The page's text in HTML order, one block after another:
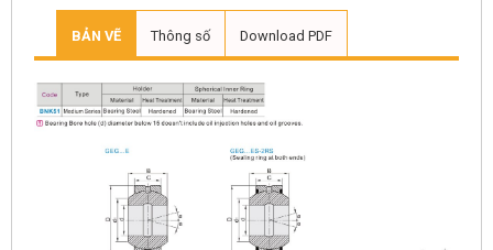
BẢN VẼ Thông số Download PDF